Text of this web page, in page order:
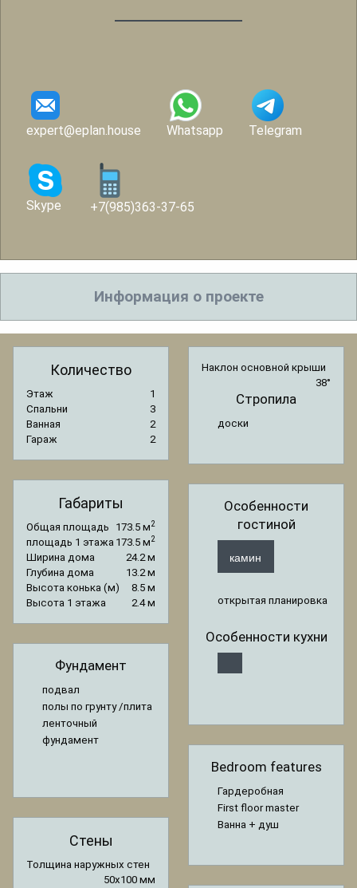
expert@eplan.house Whatsapp Telegram
Skype +7(985)363-37-65
Информация о проекте
Количество
Этаж
1
Спальни
3
Ванная
2
Гараж
2
Габариты
Общая площадь 173.5 м2
площадь 1 этажа 173.5 м2
Ширина дома
24.2 м
Глубина дома
13.2 м
Высота конька (м)
8.5 м
Высота 1 этажа
2.4 м
Фундамент
подвал
полы по грунту /плита
ленточный
фундамент
Стены
Толщина наружных стен
50x100 мм
Наклон основной крыши
38°
Стропила
доски
Особенности
гостиной
камин
открытая планировка
Особенности кухни
Bedroom features
Гардеробная
First floor master
Ванна + душ